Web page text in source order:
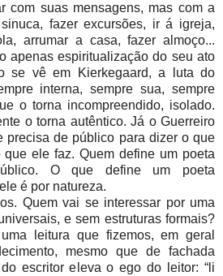
com suas mensagens, mas com a
fazer excursões, ir á igreja,
arrumar a casa, fazer almoço...
apenas espiritualização do seu ato
se vê em Kierkegaard, a luta do
interna, sempre sua, sempre
o torna incompreendido, isolado.
o torna autêntico. Já o Guerreiro
precisa de público para dizer o que
ele faz. Quem define um poeta
O que define um poeta
é por natureza.
Quem vai se interessar por uma
e sem estruturas formais?
leitura que fizemos, em geral
mesmo que de fachada
escritor eleva o ego do leitor: “li